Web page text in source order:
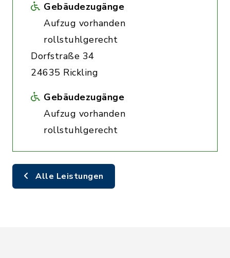
Gebäudezugänge
Aufzug vorhanden
rollstuhlgerecht
Dorfstraße 34
24635 Rickling
Gebäudezugänge
Aufzug vorhanden
rollstuhlgerecht
Alle Leistungen